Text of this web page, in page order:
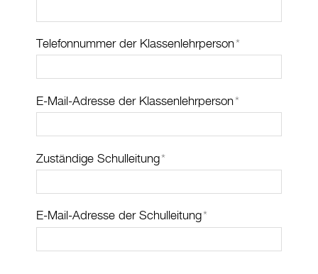
Telefonnummer der Klassenlehrperson*
E-Mail-Adresse der Klassenlehrperson*
Zuständige Schulleitung*
E-Mail-Adresse der Schulleitung*